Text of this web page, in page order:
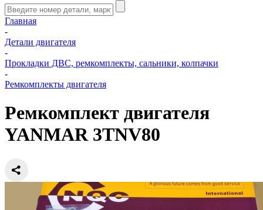
Главная
-
Детали двигателя
-
Прокладки ДВС, ремкомплекты, сальники, колпачки
-
Ремкомплекты двигателя
Ремкомплект двигателя
YANMAR 3TNV80